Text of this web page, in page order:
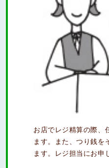
お店でレジ精算の際、
ます。また、つり銭を
ます。レジ担当にお申